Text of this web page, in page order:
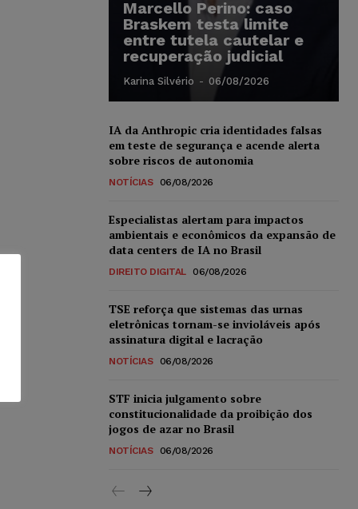
Marcello Perino: caso
Braskem testa limite
entre tutela cautelar e
recuperação judicial
Karina Silvério - 06/08/2026
IA da Anthropic cria identidades falsas
em teste de segurança e acende alerta
sobre riscos de autonomia
NOTÍCIAS 06/08/2026
Especialistas alertam para impactos
ambientais e econômicos da expansão de
data centers de IA no Brasil
DIREITO DIGITAL 06/08/2026
TSE reforça que sistemas das urnas
eletrônicas tornam-se invioláveis após
assinatura digital e lacração
NOTÍCIAS 06/08/2026
STF inicia julgamento sobre
constitucionalidade da proibição dos
jogos de azar no Brasil
NOTÍCIAS 06/08/2026